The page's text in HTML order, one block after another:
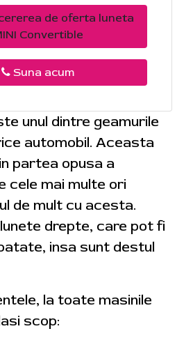
de oferta luneta
Convertible
Suna acum
unul dintre geamurile
automobil. Aceasta
partea opusa a
cele mai multe ori
de mult cu acesta.
drepte, care pot fi
insa sunt destul
la toate masinile
scop: